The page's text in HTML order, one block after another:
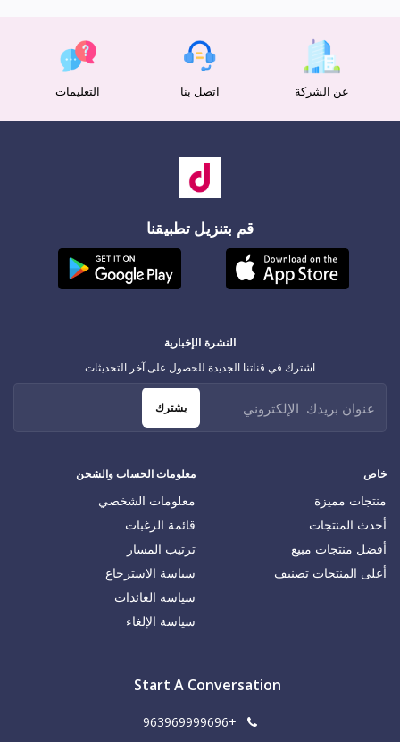
عن الشركة اتصل بنا التعليمات
قم بتنزيل تطبيقنا
خاص
منتجات مميزة
أحدث المنتجات
أفضل منتجات مبيع
أعلى المنتجات تصنيف
معلومات الحساب والشحن
معلومات الشخصي
قائمة الرغبات
ترتيب المسار
سياسة الاسترجاع
سياسة العائدات
سياسة الإلغاء
النشرة الإخبارية
اشترك في قناتنا الجديدة للحصول على آخر التحديثات
يشترك
Start A Conversation
+963969999696